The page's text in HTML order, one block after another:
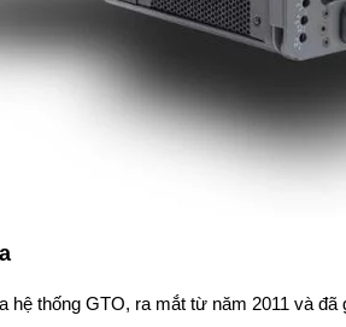
hệ thống GTO, ra mắt từ năm 2011 và